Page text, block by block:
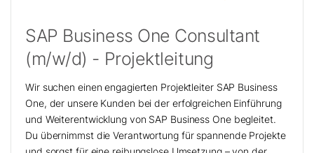
SAP Business One Consultant
(m/w/d) - Projektleitung
Wir suchen einen engagierten Projektleiter SAP Business
One, der unsere Kunden bei der erfolgreichen Einführung
und Weiterentwicklung von SAP Business One begleitet.
Du übernimmst die Verantwortung für spannende Projekte